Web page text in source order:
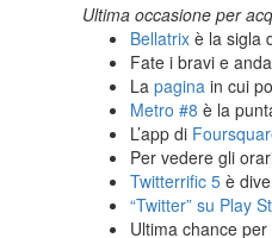
Ultima occasione per
Bellatrix è la sigla
Fate i bravi e
La pagina in cui
Metro #8 è la
L’app di
Per vedere gli
Twitterrific 5 è
“Twitter” su Play
Ultima chance